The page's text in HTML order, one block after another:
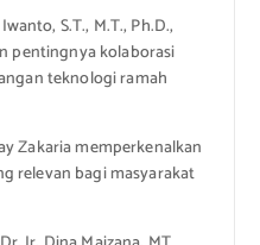
S.T., M.T., Ph.D.,
pentingnya kolaborasi
teknologi ramah
Zakaria memperkenalkan
relevan bagi masyarakat